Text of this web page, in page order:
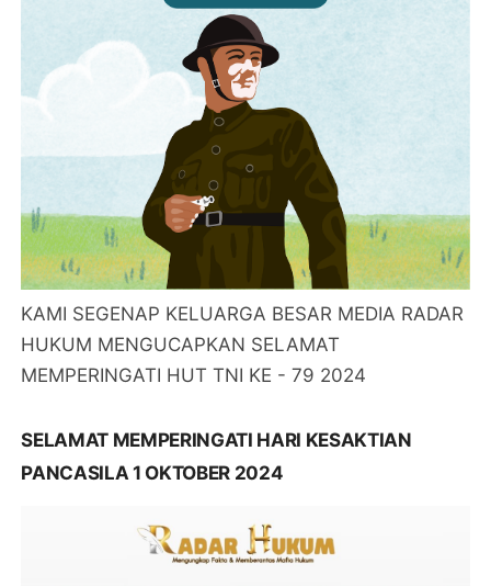
KAMI SEGENAP KELUARGA BESAR MEDIA RADAR
HUKUM MENGUCAPKAN SELAMAT
MEMPERINGATI HUT TNI KE - 79 2024
SELAMAT MEMPERINGATI HARI KESAKTIAN
PANCASILA 1 OKTOBER 2024